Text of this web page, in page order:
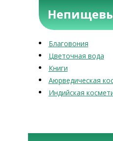
Благовония
Цветочная вода
Книги
Аюрведическая
Индийская